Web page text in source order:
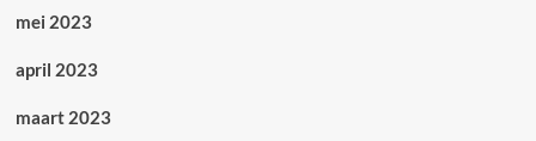
mei 2023
april 2023
maart 2023